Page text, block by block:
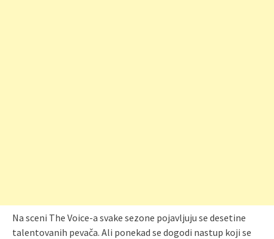
Na sceni The Voice-a svake sezone pojavljuju se desetine
talentovanih pevača. Ali ponekad se dogodi nastup koji se